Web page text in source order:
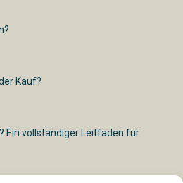
Kauf?
Ein vollständiger Leitfaden für